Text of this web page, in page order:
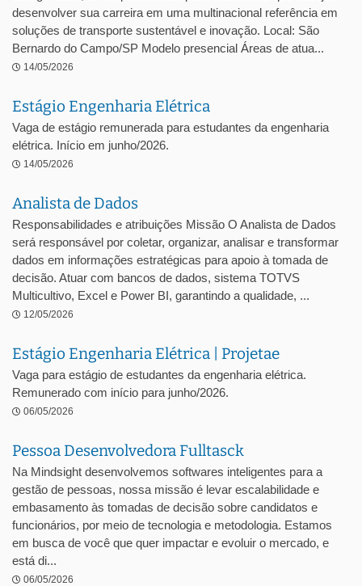
desenvolver sua carreira em uma multinacional referência em
soluções de transporte sustentável e inovação. Local: São
Bernardo do Campo/SP Modelo presencial Áreas de atua...
14/05/2026
Estágio Engenharia Elétrica
Vaga de estágio remunerada para estudantes da engenharia
elétrica. Início em junho/2026.
14/05/2026
Analista de Dados
Responsabilidades e atribuições Missão O Analista de Dados
será responsável por coletar, organizar, analisar e transformar
dados em informações estratégicas para apoio à tomada de
decisão. Atuar com bancos de dados, sistema TOTVS
Multicultivo, Excel e Power BI, garantindo a qualidade, ...
12/05/2026
Estágio Engenharia Elétrica | Projetae
Vaga para estágio de estudantes da engenharia elétrica.
Remunerado com início para junho/2026.
06/05/2026
Pessoa Desenvolvedora Fulltasck
Na Mindsight desenvolvemos softwares inteligentes para a
gestão de pessoas, nossa missão é levar escalabilidade e
embasamento às tomadas de decisão sobre candidatos e
funcionários, por meio de tecnologia e metodologia. Estamos
em busca de você que quer impactar e evoluir o mercado, e
está di...
06/05/2026